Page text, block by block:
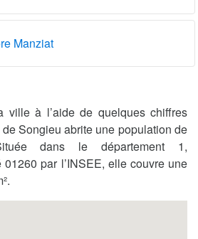
Manziat
ville à l’aide de quelques chiffres
Songieu abrite une population de
dans le département 1,
par l’INSEE, elle couvre une